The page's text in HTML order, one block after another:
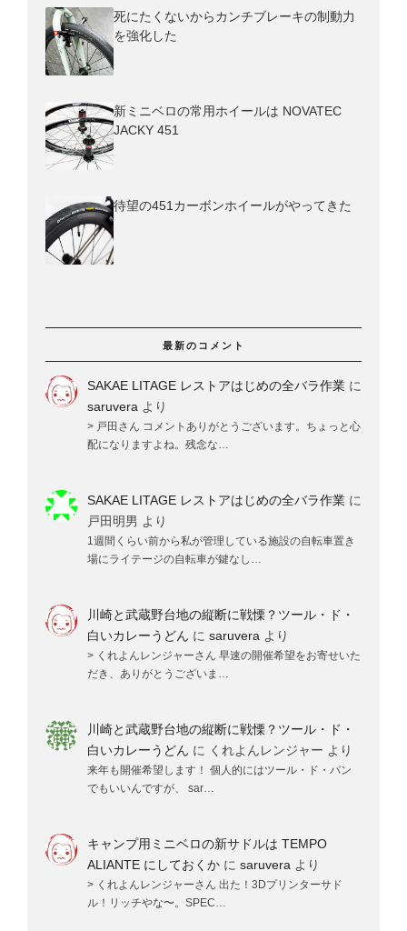
死にたくないからカンチブレーキの制動力
を強化した
新ミニベロの常用ホイールは NOVATEC
JACKY 451
待望の451カーボンホイールがやってきた
最新のコメント
SAKAE LITAGE レストアはじめの全バラ作業に
saruveraより
> 戸田さん コメントありがとうございます。ちょっと心
配になりますよね。残念な…
SAKAE LITAGE レストアはじめの全バラ作業に
戸田明男 より
1週間くらい前から私が管理している施設の自転車置き
場にライテージの自転車が鍵なし…
川崎と武蔵野台地の縦断に戦慄？ツール・ド・
白いカレーうどん に saruveraより
> くれよんレンジャーさん 早速の開催希望をお寄せいた
だき、ありがとうございま…
川崎と武蔵野台地の縦断に戦慄？ツール・ド・
白いカレーうどん に くれよんレンジャー より
来年も開催希望します！ 個人的にはツール・ド・パン
でもいいんですが、 sar…
キャンプ用ミニベロの新サドルは TEMPO
ALIANTE にしておくかに saruveraより
> くれよんレンジャーさん 出た！3Dプリンターサド
ル！リッチやな〜。SPEC…